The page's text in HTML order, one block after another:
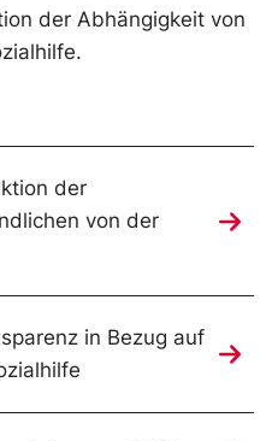
der Abhängigkeit von
der
von der
in Bezug auf